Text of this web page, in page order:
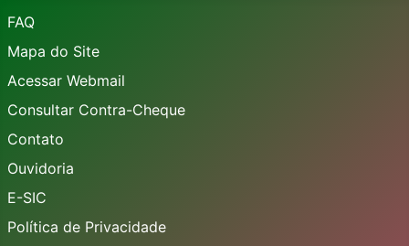
FAQ
Mapa do Site
Acessar Webmail
Consultar Contra-Cheque
Contato
Ouvidoria
E-SIC
Política de Privacidade